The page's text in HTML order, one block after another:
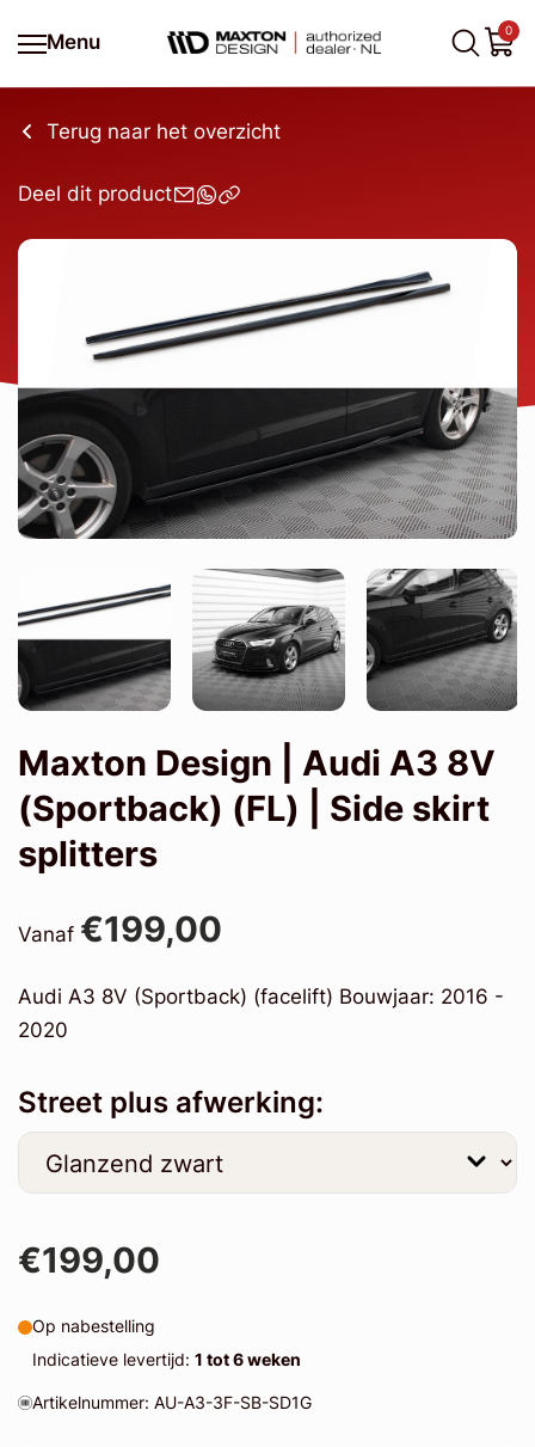
Menu
0
Terug naar het overzicht
Deel dit product
Maxton Design | Audi A3 8V
(Sportback) (FL) | Side skirt
splitters
Vanaf €199,00
Audi A3 8V (Sportback) (facelift) Bouwjaar: 2016 -
2020
Street plus afwerking:
€199,00
Op nabestelling
Indicatieve levertijd: 1 tot 6 weken
Artikelnummer: AU-A3-3F-SB-SD1G